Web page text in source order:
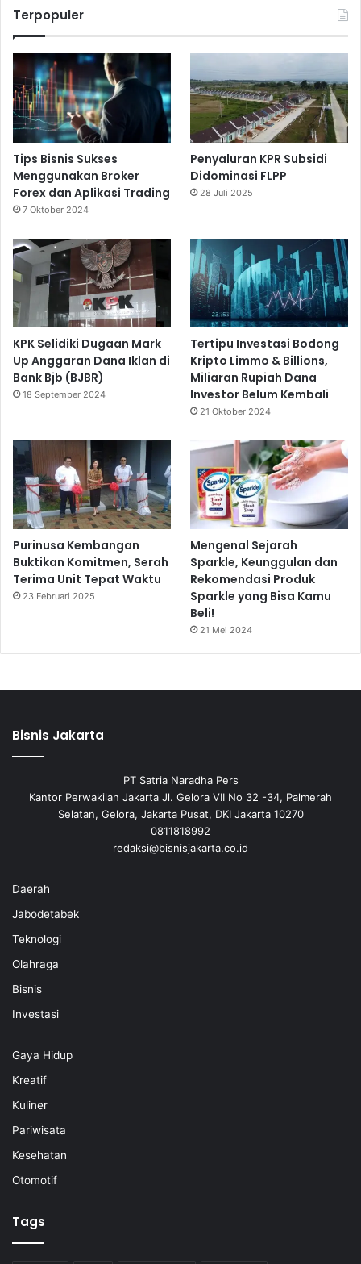
Terpopuler
Tips Bisnis Sukses
Menggunakan Broker
Forex dan Aplikasi Trading
7 Oktober 2024
Penyaluran KPR Subsidi
Didominasi FLPP
28 Juli 2025
KPK Selidiki Dugaan Mark
Up Anggaran Dana Iklan di
Bank Bjb (BJBR)
18 September 2024
Tertipu Investasi Bodong
Kripto Limmo & Billions,
Miliaran Rupiah Dana
Investor Belum Kembali
21 Oktober 2024
Purinusa Kembangan
Buktikan Komitmen, Serah
Terima Unit Tepat Waktu
23 Februari 2025
Mengenal Sejarah
Sparkle, Keunggulan dan
Rekomendasi Produk
Sparkle yang Bisa Kamu
Beli!
21 Mei 2024
Bisnis Jakarta
PT Satria Naradha Pers
Kantor Perwakilan Jakarta Jl. Gelora VII No 32 -34, Palmerah
Selatan, Gelora, Jakarta Pusat, DKI Jakarta 10270
0811818992
redaksi@bisnisjakarta.co.id
Daerah
Jabodetabek
Teknologi
Olahraga
Bisnis
Investasi
Gaya Hidup
Kreatif
Kuliner
Pariwisata
Kesehatan
Otomotif
Tags